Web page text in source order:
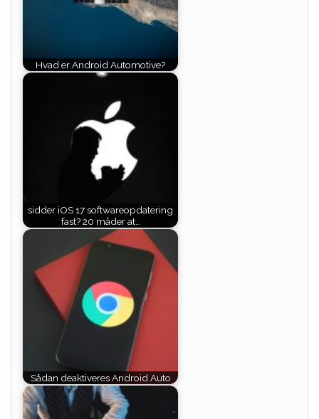
Hvad er Android Automotive?
sidder iOS 17 softwareopdatering
fast? 20 måder at…
Sådan deaktiveres Android Auto